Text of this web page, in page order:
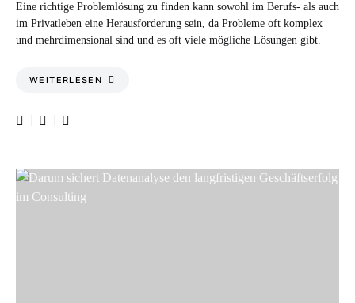
Eine richtige Problemlösung zu finden kann sowohl im Berufs- als auch
im Privatleben eine Herausforderung sein, da Probleme oft komplex
und mehrdimensional sind und es oft viele mögliche Lösungen gibt.
WEITERLESEN